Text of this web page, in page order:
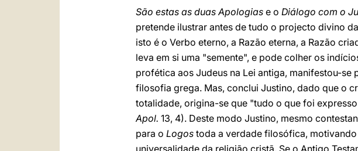
São estas as duas Apologias e o Diálogo com o
pretende ilustrar antes de tudo o projecto divino
isto é o Verbo eterno, a Razão eterna, a Razão
leva em si uma "semente", e pode colher os
profética aos Judeus na Lei antiga, manifestou-
filosofia grega. Mas, conclui Justino, dado que o
totalidade, origina-se que "tudo o que foi
Apol. 13, 4). Deste modo Justino, mesmo
para o Logos toda a verdade filosófica,
universalidade da religião cristã. Se o Antigo